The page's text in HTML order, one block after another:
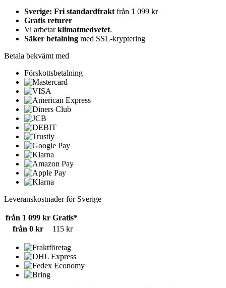
Sverige: Fri standardfrakt från 1 099 kr
Gratis returer
Vi arbetarklimatmedvetet.
Säker betalning med SSL-kryptering
Betala bekvämt med
Förskottsbetalning
Leveranskostnader för Sverige
från 1 099 kr Gratis*
från 0 kr
115 kr